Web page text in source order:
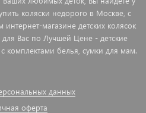
коляски недорого в Москве, с
магазине детских колясок
Вас по Лучшей Цене - детские
с комплектами белья, сумки для мам.
данных
оферта